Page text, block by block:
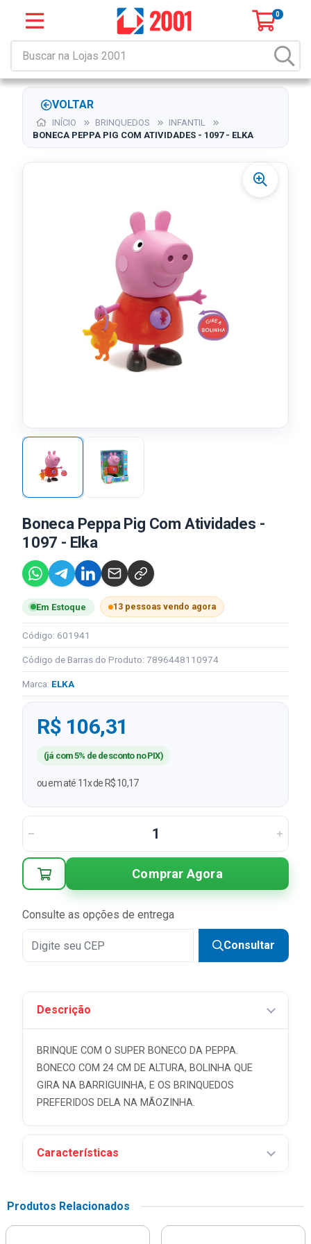
0
VOLTAR
INÍCIO BRINQUEDOS
INFANTIL
BONECA PEPPA PIG COM ATIVIDADES - 1097 - ELKA
Boneca Peppa Pig Com Atividades -
1097 - Elka
Em Estoque 13 pessoas vendo agora
Código: 601941
Código de Barras do Produto: 7896448110974
Marca: ELKA
R$ 106,31
(já com 5% de desconto no PIX)
ou em até 11x de R$ 10,17
Comprar Agora
Consulte as opções de entrega
Consultar
Descrição
BRINQUE COM O SUPER BONECO DA PEPPA.
BONECO COM 24 CM DE ALTURA, BOLINHA QUE
GIRA NA BARRIGUINHA, E OS BRINQUEDOS
PREFERIDOS DELA NA MÃOZINHA.
Características
Produtos Relacionados